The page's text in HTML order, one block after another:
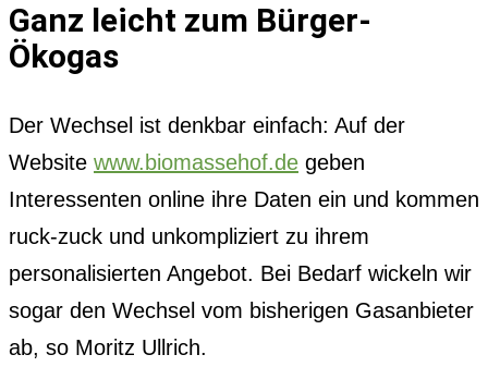
Ganz leicht zum Bürger-
Ökogas
Der Wechsel ist denkbar einfach: Auf der
Website www.biomassehof.de geben
Interessenten online ihre Daten ein und kommen
ruck-zuck und unkompliziert zu ihrem
personalisierten Angebot. Bei Bedarf wickeln wir
sogar den Wechsel vom bisherigen Gasanbieter
ab, so Moritz Ullrich.